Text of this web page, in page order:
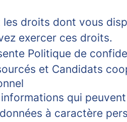
droits dont vous
exercer ces droits.
Politique de
et Candidats
qui
à caractère